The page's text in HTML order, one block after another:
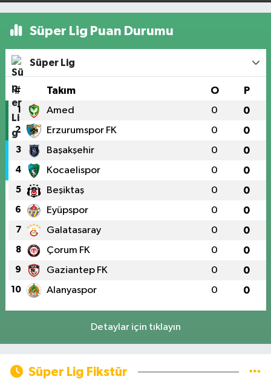
Süper Lig Puan Durumu
Süper Lig
# Takım O P
1 Amed 0 0
2 Erzurumspor FK 0 0
3 Başakşehir 0 0
4 Kocaelispor 0 0
5 Beşiktaş 0 0
6 Eyüpspor 0 0
7 Galatasaray 0 0
8 Çorum FK 0 0
9 Gaziantep FK 0 0
10 Alanyaspor 0 0
Detaylar için tıklayın
Süper Lig Fikstür